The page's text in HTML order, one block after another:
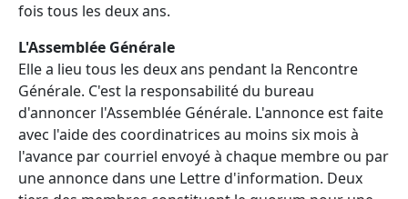
fois tous les deux ans.
L'Assemblée Générale
Elle a lieu tous les deux ans pendant la Rencontre
Générale. C'est la responsabilité du bureau
d'annoncer l'Assemblée Générale. L'annonce est faite
avec l'aide des coordinatrices au moins six mois à
l'avance par courriel envoyé à chaque membre ou par
une annonce dans une Lettre d'information. Deux